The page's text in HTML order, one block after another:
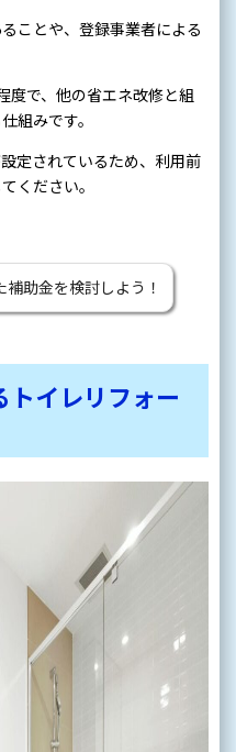
ことや、登録事業者による
度で、他の省エネ改修と組
組みです。
定されているため、利用前
ください。
助金を検討しよう！
イレリフォー